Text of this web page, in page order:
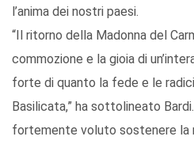
l’anima dei nostri paesi.
“Il ritorno della Madonna del
commozione e la gioia di
forte di quanto la fede e le
Basilicata,” ha sottolineato
fortemente voluto sostenere la